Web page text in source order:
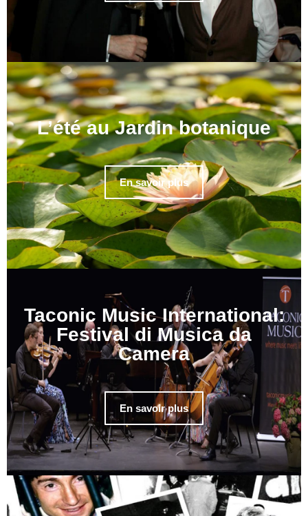
L’été au Jardin botanique
En savoir plus
Taconic Music International:
Festival di Musica da
Camera
En savoir plus